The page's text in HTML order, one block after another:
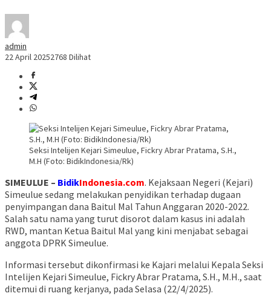
admin
22 April 20252768 Dilihat
Seksi Intelijen Kejari Simeulue, Fickry Abrar Pratama, S.H.,
M.H (Foto: BidikIndonesia/Rk)
SIMEULUE – BidikIndonesia.com. Kejaksaan Negeri (Kejari)
Simeulue sedang melakukan penyidikan terhadap dugaan
penyimpangan dana Baitul Mal Tahun Anggaran 2020-2022.
Salah satu nama yang turut disorot dalam kasus ini adalah
RWD, mantan Ketua Baitul Mal yang kini menjabat sebagai
anggota DPRK Simeulue.
Informasi tersebut dikonfirmasi ke Kajari melalui Kepala Seksi
Intelijen Kejari Simeulue, Fickry Abrar Pratama, S.H., M.H., saat
ditemui di ruang kerjanya, pada Selasa (22/4/2025).